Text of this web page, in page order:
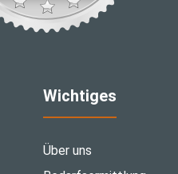
Wichtiges
Über uns